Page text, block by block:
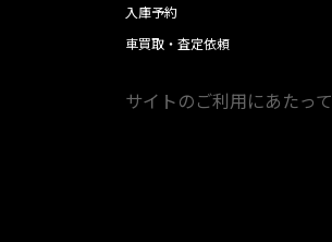
入庫予約
車買取・査定依頼
サイトのご利用にあたって